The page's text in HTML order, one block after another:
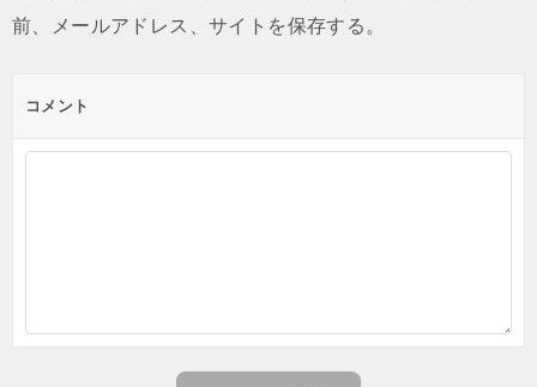
前、メールアドレス、サイトを保存する。
コメント